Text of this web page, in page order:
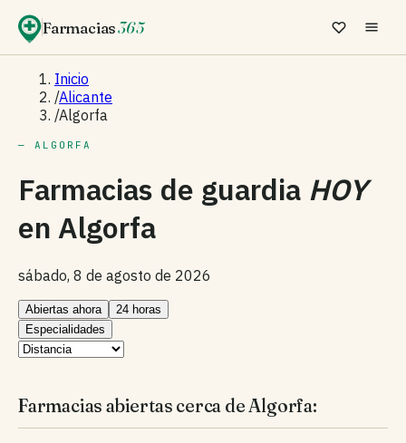
Farmacias365
Inicio
/Alicante
/Algorfa
— ALGORFA
Farmacias de guardia HOY
en Algorfa
sábado, 8 de agosto de 2026
Abiertas ahora
24 horas
Especialidades
Farmacias abiertas cerca de Algorfa: